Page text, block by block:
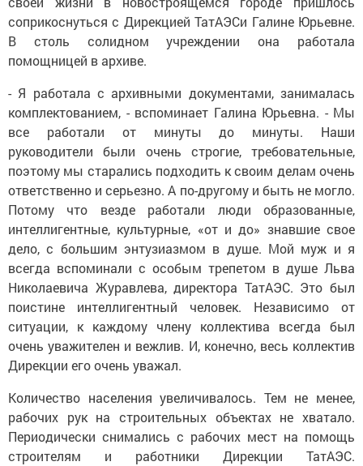
соприкоснуться с Дирекцией ТатАЭСи Галине Юрьевне.
В столь солидном учреждении она работала
помощницей в архиве.
- Я работала с архивными документами, занималась
комплектованием, - вспоминает Галина Юрьевна. - Мы
все работали от минуты до минуты. Наши
руководители были очень строгие, требовательные,
поэтому мы старались подходить к своим делам очень
ответственно и серьезно. А по-другому и быть не могло.
Потому что везде работали люди образованные,
интеллигентные, культурные, «от и до» знавшие свое
дело, с большим энтузиазмом в душе. Мой муж и я
всегда вспоминали с особым трепетом в душе Льва
Николаевича Журавлева, директора ТатАЭС. Это был
поистине интеллигентный человек. Независимо от
ситуации, к каждому члену коллектива всегда был
очень уважителен и вежлив. И, конечно, весь коллектив
Дирекции его очень уважал.
Количество населения увеличивалось. Тем не менее,
рабочих рук на строительных объектах не хватало.
Периодически снимались с рабочих мест на помощь
строителям и работники Дирекции ТатАЭС.